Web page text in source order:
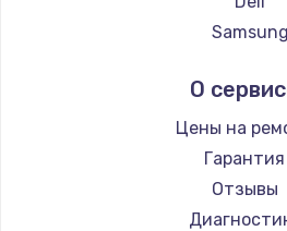
Заказать
Ремонт
Заказать
Samsung
Lexmark
Sharp
TSC
Fujitsu
Godex
О
Цены на
Гарантия
Отзывы